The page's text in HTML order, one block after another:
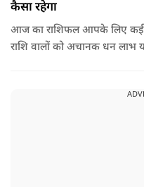
कैसा रहेगा
आज का राशिफल आपके लिए
राशि वालों को अचानक धन लाभ